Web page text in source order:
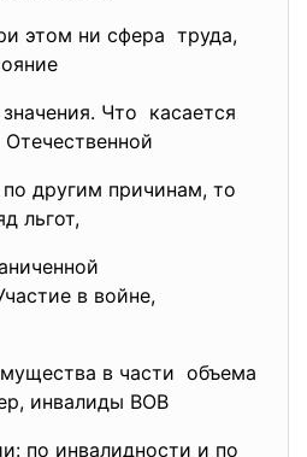
этом ни сфера труда,
Что касается
Отечественной
другим причинам, то
льгот,
в войне,
в части объема
инвалиды ВОВ
по инвалидности и по